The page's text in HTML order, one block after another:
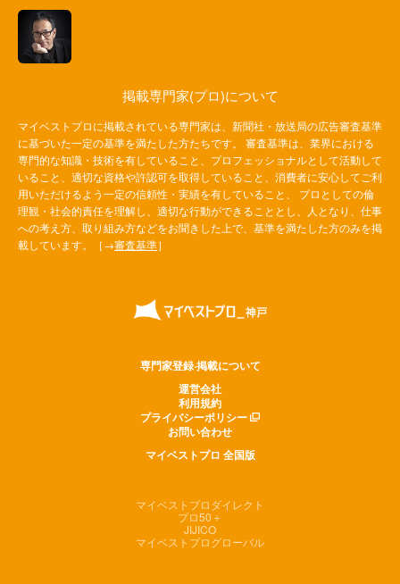
掲載専門家(プロ)について
マイベストプロに掲載されている専門家は、新聞社・放送局の広告審査基準
に基づいた一定の基準を満たした方たちです。 審査基準は、業界における
専門的な知識・技術を有していること、プロフェッショナルとして活動して
いること、適切な資格や許認可を取得していること、消費者に安心してご利
用いただけるよう一定の信頼性・実績を有していること、 プロとしての倫
理観・社会的責任を理解し、適切な行動ができることとし、人となり、仕事
への考え方、取り組み方などをお聞きした上で、基準を満たした方のみを掲
載しています。［→審査基準］
専門家登録·掲載について
運営会社
利用規約
プライバシーポリシー
お問い合わせ
マイベストプロ 全国版
マイベストプロダイレクト
プロ50＋
JIJICO
マイベストプログローバル